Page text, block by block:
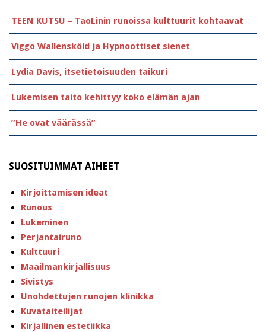
TEEN KUTSU – TaoLinin runoissa kulttuurit kohtaavat
Viggo Wallensköld ja Hypnoottiset sienet
Lydia Davis, itsetietoisuuden taikuri
Lukemisen taito kehittyy koko elämän ajan
”He ovat väärässä”
SUOSITUIMMAT AIHEET
Kirjoittamisen ideat
Runous
Lukeminen
Perjantairuno
Kulttuuri
Maailmankirjallisuus
Sivistys
Unohdettujen runojen klinikka
Kuvataiteilijat
Kirjallinen estetiikka